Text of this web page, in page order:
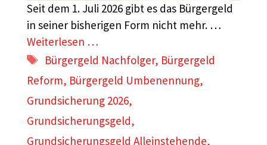
Seit dem 1. Juli 2026 gibt es das Bürgergeld
in seiner bisherigen Form nicht mehr. …
Weiterlesen …
Schlagwörter
Bürgergeld Nachfolger, Bürgergeld
Reform, Bürgergeld Umbenennung,
Grundsicherung 2026,
Grundsicherungsgeld,
Grundsicherungsgeld Alleinstehende,